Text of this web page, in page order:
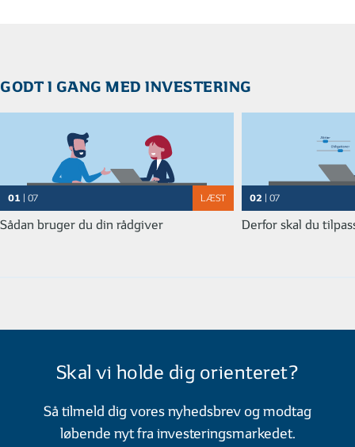
GODT I GANG MED INVESTERING
01 | 07 LÆST
Sådan bruger du din rådgiver
02 | 07
Derfor skal du
Skal vi holde dig orienteret?
Så tilmeld dig vores nyhedsbrev og modtag
løbende nyt fra investeringsmarkedet.